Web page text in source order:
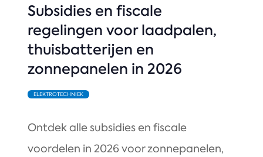
Subsidies en fiscale
regelingen voor laadpalen,
thuisbatterijen en
zonnepanelen in 2026
ELEKTROTECHNIEK
Ontdek alle subsidies en fiscale
voordelen in 2026 voor zonnepanelen,